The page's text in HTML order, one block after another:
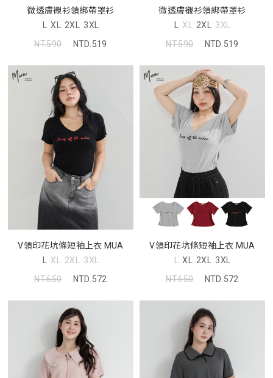
微透膚襯衫領綁帶罩衫
L XL 2XL 3XL
NT.590
NTD.519
微透膚襯衫領綁帶罩衫
L XL 2XL 3XL
NT.590
NTD.519
V領印花坑條短袖上衣 MUA
L XL 2XL 3XL
NT.650
NTD.572
V領印花坑條短袖上衣 MUA
L XL 2XL 3XL
NT.650
NTD.572